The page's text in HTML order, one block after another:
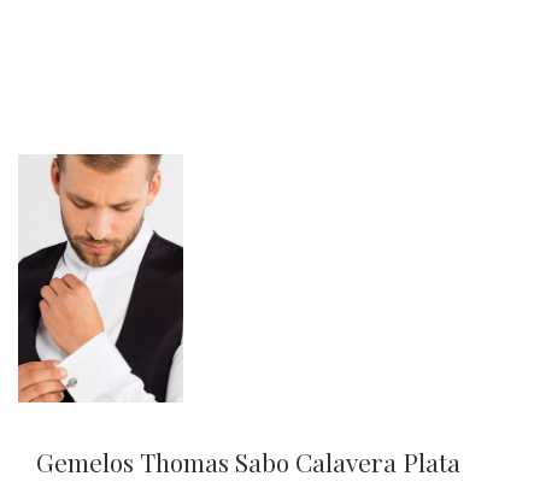
Gemelos Thomas Sabo Calavera Plata